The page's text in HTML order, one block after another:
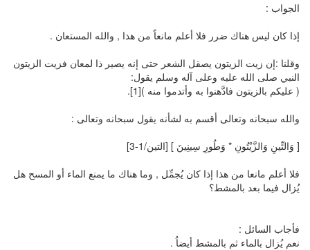
الجواب :
إذا كان ليس هناك ضرر فلا أعلم مانعاً من هذا , والله المستعان .
وقلنا :إن زيت الزيتون يصقل الشعر حتى إنه يصير ذا لمعان فزيت الزيتون
النبي صلى الله عليه وعلى آله وسلم يقول:
( عليكم بالزيتون فادَّهنوا به وأتدموا منه )[1].
والله سبحانه وتعالى أقسم به لشأنه يقول سبحانه وتعالى :
[ وَالتِّينِ وَالزَّيْتُونِ * وَطُورِ سِينِينَ ] [التين/1-3]
فلا أعلم مانعا من هذا إذا كان يُجمِّل , وما هناك ما يمنع الماء أو المسح هل
يُزال فيما بعد بالمشط؟
فأجاب السائل :
نعم يُزال بالماء ثم بالمشط أيضاُ .